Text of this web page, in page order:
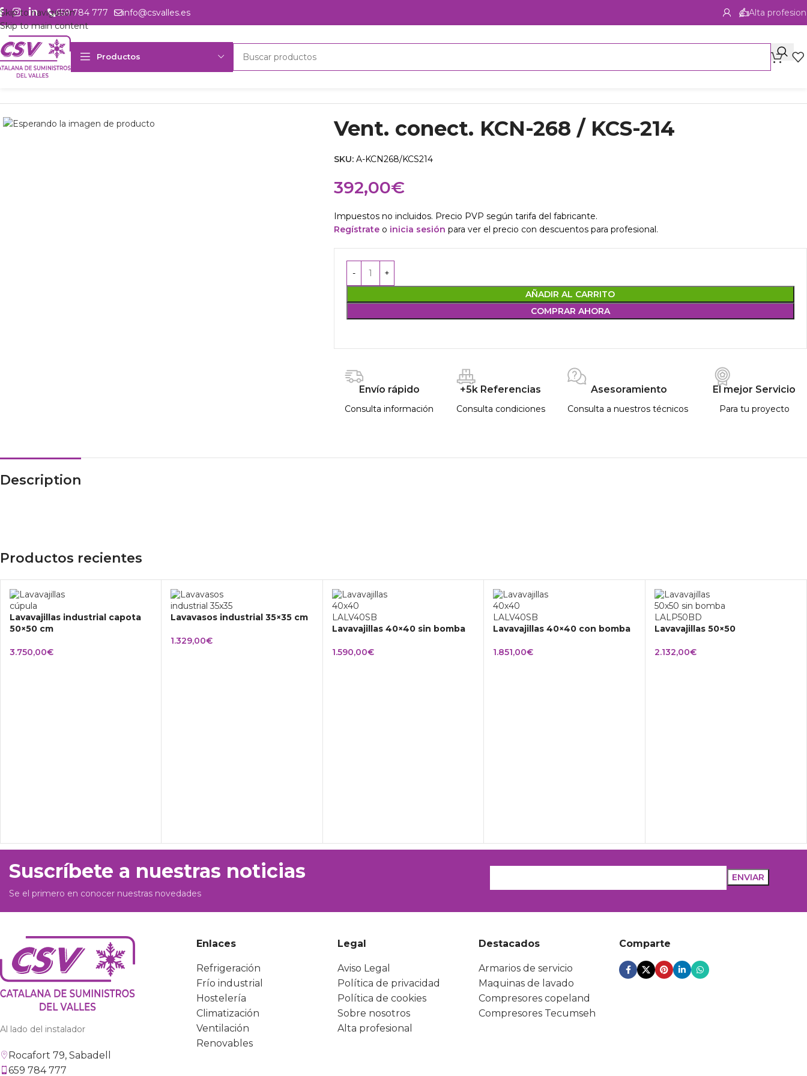
Skip to navigation
Skip to main content
659 784 777 info@csvalles.es Alta
Productos
Inicio Productos
Vent. conect. KCN-268 / KCS-214
SKU: A-KCN268/KCS214
392,00€
Impuestos no incluidos. Precio PVP según tarifa del fabricante.
Regístrateo inicia sesión para ver el precio con descuentos para profesional.
AÑADIR AL CARRITO
COMPRAR AHORA
Envío rápido
Consulta información
+5k Referencias
Consulta condiciones
Asesoramiento
Consulta a nuestros técnicos
El mejor Servicio
Para tu proyecto
Description
Productos recientes
Lavavajillas industrial capota
50×50 cm
3.750,00€
Lavavasos industrial 35×35 cm
1.329,00€
Lavavajillas 40×40 sin bomba
1.590,00€
Lavavajillas 40×40 con bomba
1.851,00€
Lavavajillas 50×50
2.132,00€
Suscríbete a nuestras noticias
Se el primero en conocer nuestras novedades
Al lado del instalador
Rocafort 79, Sabadell
659 784 777
Enlaces
Refrigeración
Frío industrial
Hostelería
Climatización
Ventilación
Renovables
Legal
Aviso Legal
Política de privacidad
Política de cookies
Sobre nosotros
Alta profesional
Destacados
Armarios de servicio
Maquinas de lavado
Compresores copeland
Compresores Tecumseh
Comparte